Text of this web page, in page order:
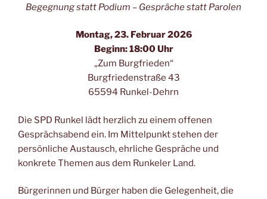
Begegnung statt Podium – Gespräche statt Parolen
Montag, 23. Februar 2026
Beginn: 18:00 Uhr
„Zum Burgfrieden“
Burgfriedenstraße 43
65594 Runkel-Dehrn
Die SPD Runkel lädt herzlich zu einem offenen
Gesprächsabend ein. Im Mittelpunkt stehen der
persönliche Austausch, ehrliche Gespräche und
konkrete Themen aus dem Runkeler Land.
Bürgerinnen und Bürger haben die Gelegenheit, die